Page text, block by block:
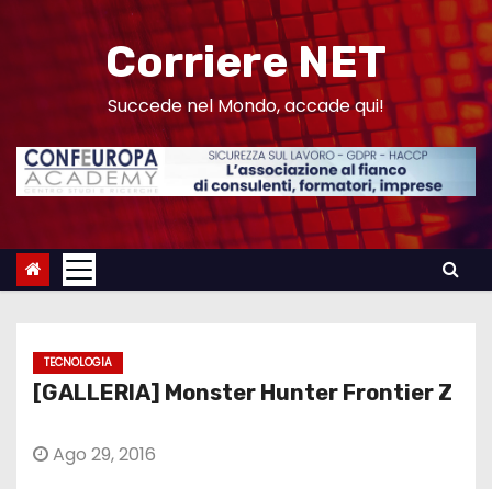
n
Corriere NET
Succede nel Mondo, accade qui!
TECNOLOGIA
[GALLERIA] Monster Hunter Frontier Z
Ago 29, 2016